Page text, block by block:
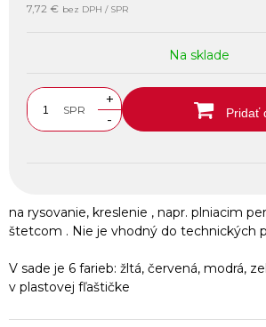
7,72 € bez DPH / SPR
Na sklade
SPR
+
-
Pridať
na rysovanie, kreslenie , napr. plniacim
štetcom . Nie je vhodný do technických
V sade je 6 farieb: žltá, červená, modrá,
v plastovej fľaštičke